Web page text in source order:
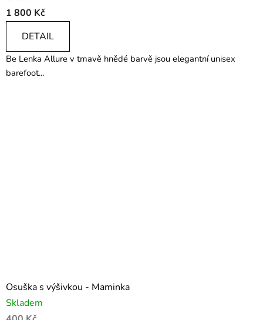
1 800 Kč
DETAIL
Be Lenka Allure v tmavě hnědé barvě jsou elegantní unisex
barefoot...
Osuška s výšivkou - Maminka
Skladem